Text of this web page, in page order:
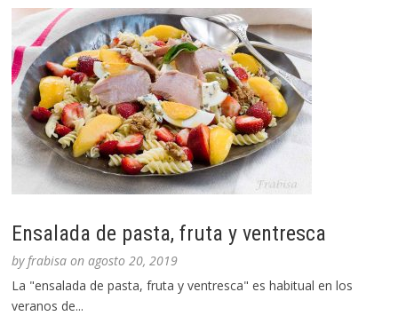
Ensalada de pasta, fruta y ventresca
byfrabisa onagosto 20, 2019
La "ensalada de pasta, fruta y ventresca" es habitual en los
veranos de...